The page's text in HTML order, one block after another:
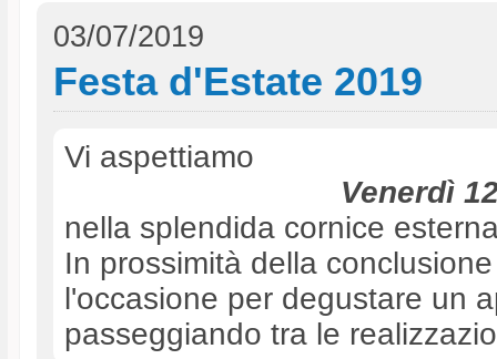
03/07/2019
Festa d'Estate 2019
Vi aspettiamo
Venerdì
nella splendida cornice
In prossimità della
l'occasione per degustare un
passeggiando tra le